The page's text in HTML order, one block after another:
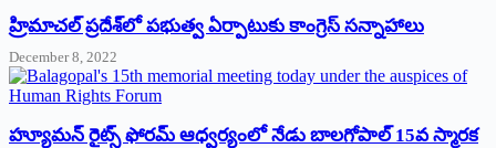
‌హ్రిమాచల్‌ ‌ప్రదేశ్‌లో పభుత్వ ఏర్పాటుకు కాంగ్రెస్‌ ‌సన్నాహాలు
December 8, 2022
హ్యూమన్‌ రైట్స్‌ ఫోరమ్‌ ఆధ్వర్యంలో నేడు బాలగోపాల్‌ 15వ స్మారక